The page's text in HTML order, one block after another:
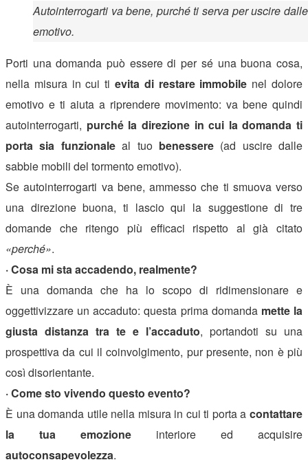
Autointerrogarti va bene, purché ti serva per uscire
emotivo.
Porti una domanda può essere di per sé una buona cosa,
nella misura in cui ti evita di restare immobile nel dolore
emotivo e ti aiuta a riprendere movimento: va bene quindi
autointerrogarti, purché la direzione in cui la domanda ti
porta sia funzionaleal tuo benessere(ad uscire dalle
sabbie mobili del tormento emotivo).
Se autointerrogarti va bene, ammesso che ti smuova verso
una direzione buona, ti lascio qui la suggestione di tre
domande che ritengo più efficaci rispetto al già citato
«perché».
· Cosa mi sta accadendo, realmente?
È una domanda che ha lo scopo di ridimensionare e
oggettivizzare un accaduto: questa prima domanda mette la
giusta distanza tra te e l’accaduto, portandoti su una
prospettiva da cui il coinvolgimento, pur presente, non è più
così disorientante.
· Come sto vivendo questo evento?
È una domanda utile nella misura in cui ti porta a contattare
la tua emozione interiore ed acquisire
autoconsapevolezza.